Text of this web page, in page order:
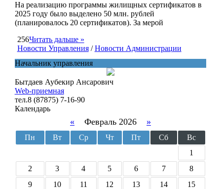
На реализацию программы жилищных сертификатов в
2025 году было выделено 50 млн. рублей
(планировалось 20 сертификатов). За мерой
Читать дальше »
256
Новости Управления/Новости Администрации
Начальник управления
Бытдаев Аубекир Ансарович
Web-приемная
тел.8 (87875) 7-16-90
Календарь
« Февраль 2026 »
Пн Вт Ср Чт Пт Сб
Вс
1
2
3 4 5 6 7
8
9
10 11 12 13 14
15